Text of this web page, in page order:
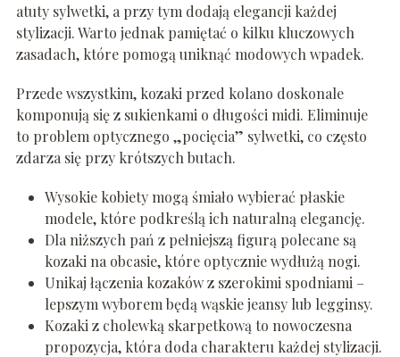
atuty sylwetki, a przy tym dodają elegancji każdej
stylizacji. Warto jednak pamiętać o kilku kluczowych
zasadach, które pomogą uniknąć modowych wpadek.
Przede wszystkim, kozaki przed kolano doskonale
komponują się z sukienkami o długości midi. Eliminuje
to problem optycznego „pocięcia” sylwetki, co często
zdarza się przy krótszych butach.
Wysokie kobiety mogą śmiało wybierać płaskie
modele, które podkreślą ich naturalną elegancję.
Dla niższych pań z pełniejszą figurą polecane są
kozaki na obcasie, które optycznie wydłużą nogi.
Unikaj łączenia kozaków z szerokimi spodniami –
lepszym wyborem będą wąskie jeansy lub legginsy.
Kozaki z cholewką skarpetkową to nowoczesna
propozycja, która doda charakteru każdej stylizacji.